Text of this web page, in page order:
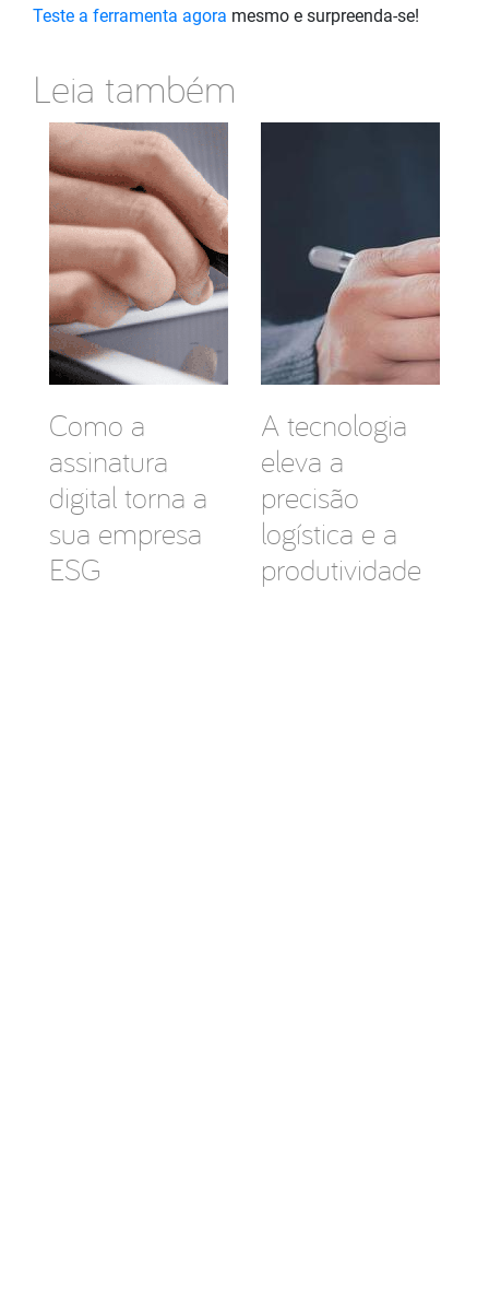
Teste a ferramenta agora mesmo e surpreenda-se!
Leia também
Como a
assinatura
digital torna a
sua empresa
ESG
A tecnologia
eleva a
precisão
logística e a
produtividade